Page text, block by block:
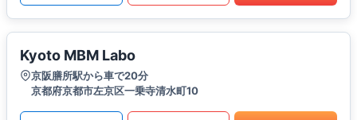
Kyoto MBM Labo
京阪膳所駅から車で20分
京都府京都市左京区一乗寺清水町10